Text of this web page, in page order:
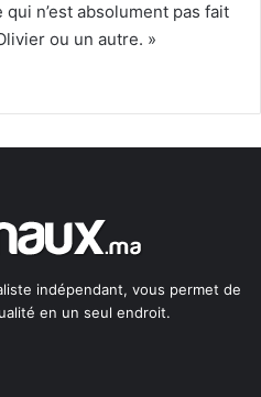
n’est absolument pas fait
ou un autre. »
indépendant, vous permet de
en un seul endroit.